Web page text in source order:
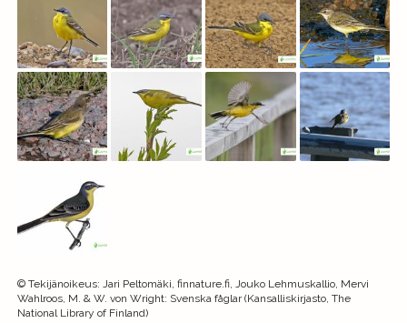
© Tekijänoikeus: Jari Peltomäki, finnature.fi, Jouko Lehmuskallio, Mervi
Wahlroos, M. & W. von Wright: Svenska fåglar (Kansalliskirjasto, The
National Library of Finland)